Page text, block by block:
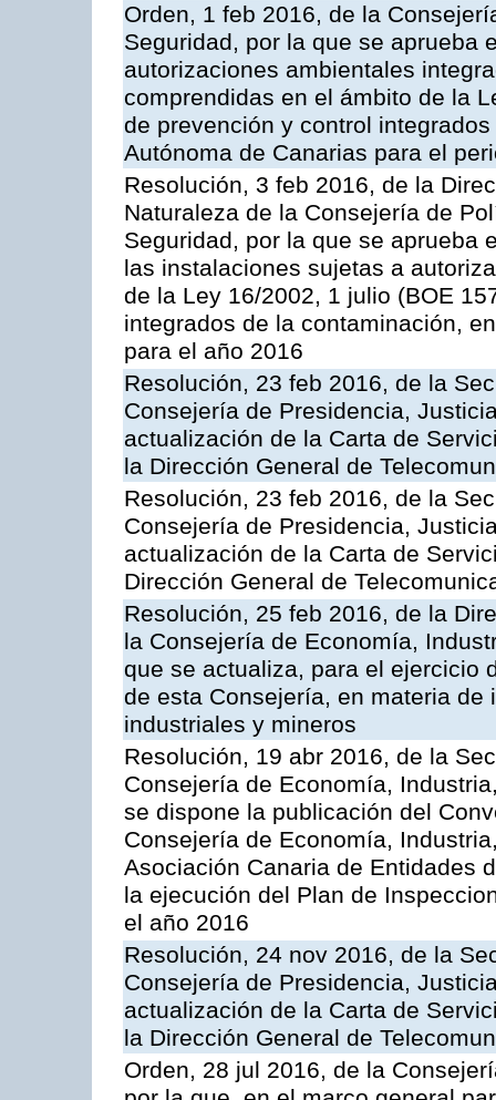
Orden, 1 feb 2016, de la
Seguridad, por la que se aprueba
autorizaciones ambientales
comprendidas en el ámbito de la
de prevención y control
Autónoma de Canarias para el
Resolución, 3 feb 2016, de la
Naturaleza de la Consejería de
Seguridad, por la que se aprueba
las instalaciones sujetas a
de la Ley 16/2002, 1 julio (BOE
integrados de la contaminación,
para el año 2016
Resolución, 23 feb 2016, de la
Consejería de Presidencia,
actualización de la Carta de
la Dirección General de
Resolución, 23 feb 2016, de la
Consejería de Presidencia,
actualización de la Carta de
Dirección General de
Resolución, 25 feb 2016, de la
la Consejería de Economía,
que se actualiza, para el ejercicio
de esta Consejería, en materia
industriales y mineros
Resolución, 19 abr 2016, de la
Consejería de Economía,
se dispone la publicación del
Consejería de Economía,
Asociación Canaria de Entidades
la ejecución del Plan de
el año 2016
Resolución, 24 nov 2016, de la
Consejería de Presidencia,
actualización de la Carta de
la Dirección General de
Orden, 28 jul 2016, de la